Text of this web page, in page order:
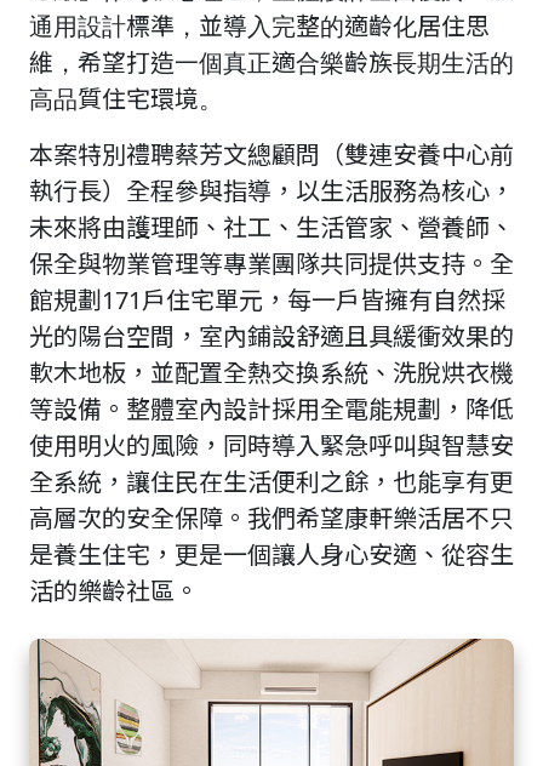
通用設計標準，並導入完整的適齡化居住思
維，希望打造一個真正適合樂齡族長期生活的
高品質住宅環境。
本案特別禮聘蔡芳文總顧問（雙連安養中心前
執行長）全程參與指導，以生活服務為核心，
未來將由護理師、社工、生活管家、營養師、
保全與物業管理等專業團隊共同提供支持。全
館規劃171戶住宅單元，每一戶皆擁有自然採
光的陽台空間，室內鋪設舒適且具緩衝效果的
軟木地板，並配置全熱交換系統、洗脫烘衣機
等設備。整體室內設計採用全電能規劃，降低
使用明火的風險，同時導入緊急呼叫與智慧安
全系統，讓住民在生活便利之餘，也能享有更
高層次的安全保障。我們希望康軒樂活居不只
是養生住宅，更是一個讓人身心安適、從容生
活的樂齡社區。